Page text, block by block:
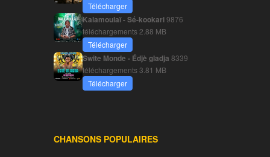
Télécharger
Kalamoulaï - Sé-kookari9876
téléchargements 2.88 MB
Télécharger
Swite Monde - Édjè gladja 8339
téléchargements3.81 MB
Télécharger
CHANSONS POPULAIRES